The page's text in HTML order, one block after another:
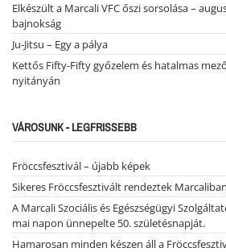
Elkészült a Marcali VFC őszi sorsolása –
bajnokság
Ju-Jitsu – Egy a pálya
Kettős Fifty-Fifty győzelem és hatalmas
nyitányán
VÁROSUNK - LEGFRISSEBB
Fröccsfesztivál – újabb képek
Sikeres Fröccsfesztivált rendeztek Marcaliban
A Marcali Szociális és Egészségügyi
mai napon ünnepelte 50. születésnapját.
Hamarosan minden készen áll a